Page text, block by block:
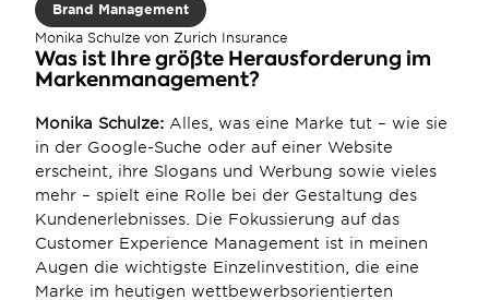
Brand Management
Monika Schulze von Zurich Insurance
Was ist Ihre größte Herausforderung im
Markenmanagement?
Monika Schulze: Alles, was eine Marke tut – wie sie
in der Google-Suche oder auf einer Website
erscheint, ihre Slogans und Werbung sowie vieles
mehr – spielt eine Rolle bei der Gestaltung des
Kundenerlebnisses. Die Fokussierung auf das
Customer Experience Management ist in meinen
Augen die wichtigste Einzelinvestition, die eine
Marke im heutigen wettbewerbsorientierten